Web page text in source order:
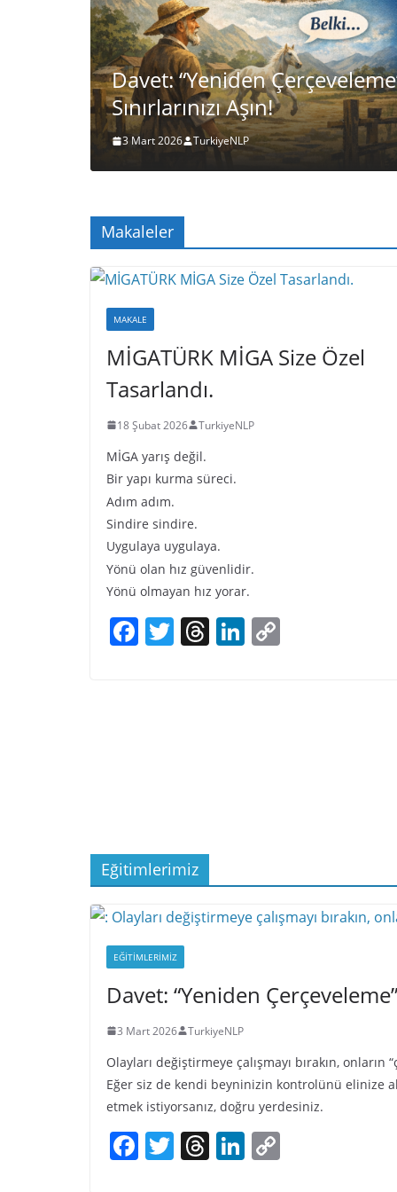
Davet: “Yeniden
Sınırlarınızı Aşın!
3 Mart 2026 TurkiyeNLP
Makaleler
MAKALE
MİGATÜRK MİGA Size Özel
Tasarlandı.
18 Şubat 2026 TurkiyeNLP
MİGA yarış değil.
Bir yapı kurma süreci.
Adım adım.
Sindire sindire.
Uygulaya uygulaya.
Yönü olan hız güvenlidir.
Yönü olmayan hız yorar.
F T T Li
Eğitimlerimiz
EĞITIMLERIMIZ
Davet: “Yeniden
3 Mart 2026 TurkiyeNLP
Olayları değiştirmeye çalışmayı bırakın, onların
Eğer siz de kendi beyninizin kontrolünü elinize
etmek istiyorsanız, doğru yerdesiniz.
F T T Li